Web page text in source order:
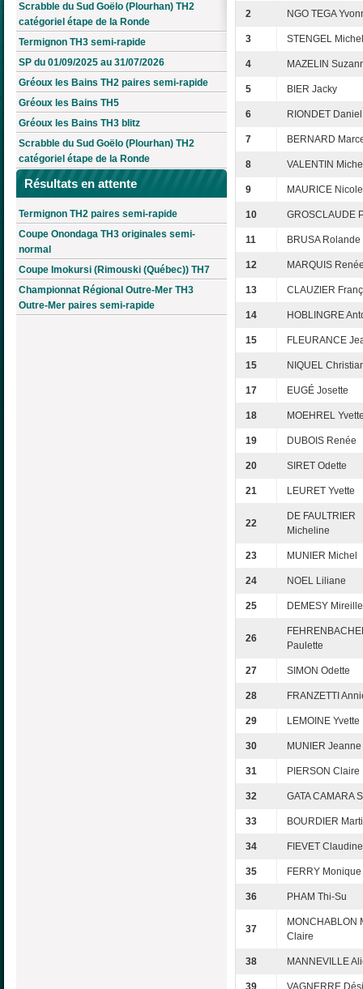
Scrabble du Sud Goëlo (Plourhan) TH2
catégoriel étape de la Ronde
Termignon TH3 semi-rapide
SP du 01/09/2025 au 31/07/2026
Gréoux les Bains TH2 paires semi-rapide
Gréoux les Bains TH5
Gréoux les Bains TH3 blitz
Scrabble du Sud Goëlo (Plourhan) TH2
catégoriel étape de la Ronde
Résultats en attente
Termignon TH2 paires semi-rapide
Coupe Onondaga TH3 originales semi-
normal
Coupe Imokursi (Rimouski (Québec)) TH7
Championnat Régional Outre-Mer TH3
Outre-Mer paires semi-rapide
2 NGO TEGA
3 STENGEL Michel
4 MAZELIN
5 BIER Jacky
6 RIONDET Daniel
7 BERNARD
8 VALENTIN
9 MAURICE Nicole
10 GROSCLAUDE
11 BRUSA Rolande
12 MARQUIS
13 CLAUZIER
14 HOBLINGRE
15 FLEURANCE
15 NIQUEL
17 EUGÉ Josette
18 MOEHREL
19 DUBOIS Renée
20 SIRET Odette
21 LEURET Yvette
22
DE FAULTRIER
Micheline
23 MUNIER Michel
24 NOEL Liliane
25 DEMESY Mireille
26
Paulette
27 SIMON Odette
28 FRANZETTI
29 LEMOINE Yvette
30 MUNIER Jeanne
31 PIERSON Claire
32 GATA CAMARA
33 BOURDIER
34 FIEVET Claudine
35 FERRY Monique
36 PHAM Thi-Su
37
MONCHABLON
Claire
38 MANNEVILLE